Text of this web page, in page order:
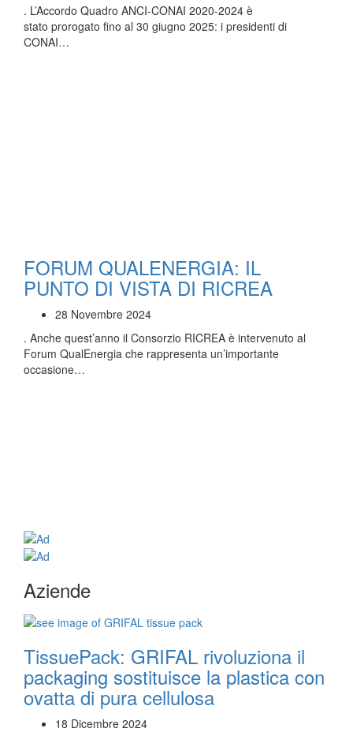
. L’Accordo Quadro ANCI-CONAI 2020-2024 è
stato prorogato fino al 30 giugno 2025: i presidenti di
CONAI…
FORUM QUALENERGIA: IL
PUNTO DI VISTA DI RICREA
28 Novembre 2024
. Anche quest’anno il Consorzio RICREA è intervenuto al
Forum QualEnergia che rappresenta un’importante
occasione…
Aziende
TissuePack: GRIFAL rivoluziona il
packaging sostituisce la plastica con
ovatta di pura cellulosa
18 Dicembre 2024